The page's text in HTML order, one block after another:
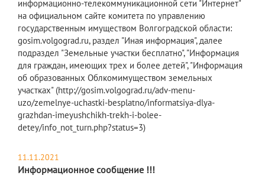
информационно-телекоммуникационной сети "Интернет"
на официальном сайте комитета по управлению
государственным имуществом Волгоградской области:
gosim.volgograd.ru, раздел "Иная информация", далее
подраздел "Земельные участки бесплатно", "Информация
для граждан, имеющих трех и более детей", "Информация
об образованных Облкомимуществом земельных
участках" (http://gosim.volgograd.ru/adv-menu-
uzo/zemelnye-uchastki-besplatno/informatsiya-dlya-
grazhdan-imeyushchikh-trekh-i-bolee-
detey/info_not_turn.php?status=3)
11.11.2021
Информационное сообщение !!!